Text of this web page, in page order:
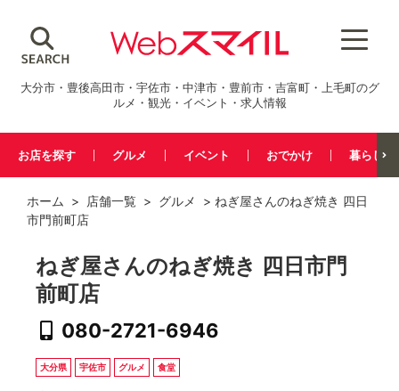
大分市・豊後高田市・宇佐市・中津市・豊前市・吉富町・上毛町のグ
ルメ・観光・イベント・求人情報
お店を探す グルメ イベント おでかけ 暮らし
ホーム > 店舗一覧 > グルメ
> ねぎ屋さんのねぎ焼き 四日
市門前町店
ねぎ屋さんのねぎ焼き 四日市門
前町店
080-2721-6946
大分県 宇佐市 グルメ 食堂